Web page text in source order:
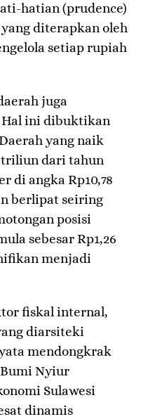
hatian (prudence)
diterapkan oleh
setiap rupiah
juga
Hal ini dibuktikan
yang naik
triliun dari tahun
di angka Rp10,78
berlipat seiring
posisi
sebesar Rp1,26
menjadi
fiskal internal,
diarsiteki
mendongkrak
Nyiur
Sulawesi
dinamis